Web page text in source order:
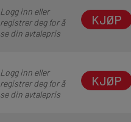
Logg inn eller
registrer deg for å
se din avtalepris
KJØP
Logg inn eller
registrer deg for å
se din avtalepris
KJØP